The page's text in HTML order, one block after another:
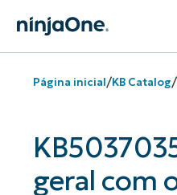
Página inicial/KB Catalog/
geral com